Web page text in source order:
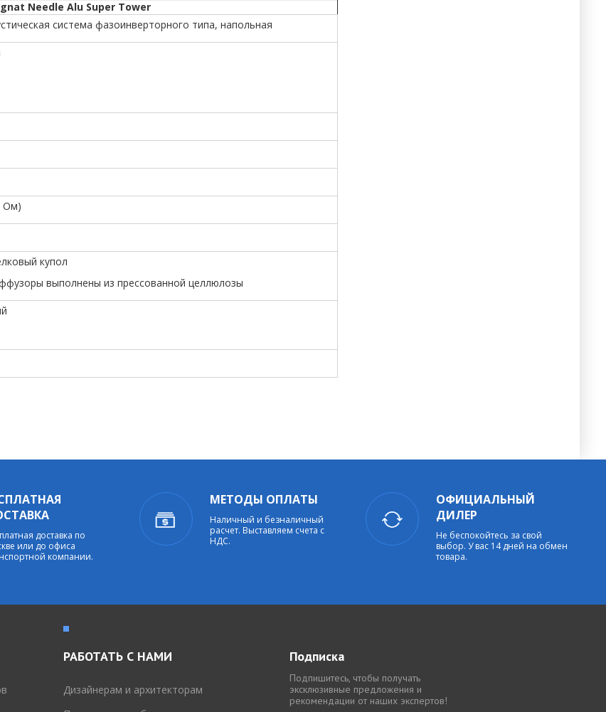
Needle Alu Super Tower
система фазоинверторного типа, напольная
Ом)
купол
выполнены из прессованной целлюлозы
доставка по
или до офиса
компании.
МЕТОДЫ ОПЛАТЫ
Наличный и безналичный
расчет. Выставляем счета с
НДС.
ОФИЦИАЛЬНЫЙ
ДИЛЕР
Не беспокойтесь за свой
выбор. У вас 14 дней на обмен
товара.
РАБОТАТЬ С НАМИ
Дизайнерам и архитекторам
Подписка
Подпишитесь, чтобы получать
эксклюзивные предложения и
рекомендации от наших экспертов!